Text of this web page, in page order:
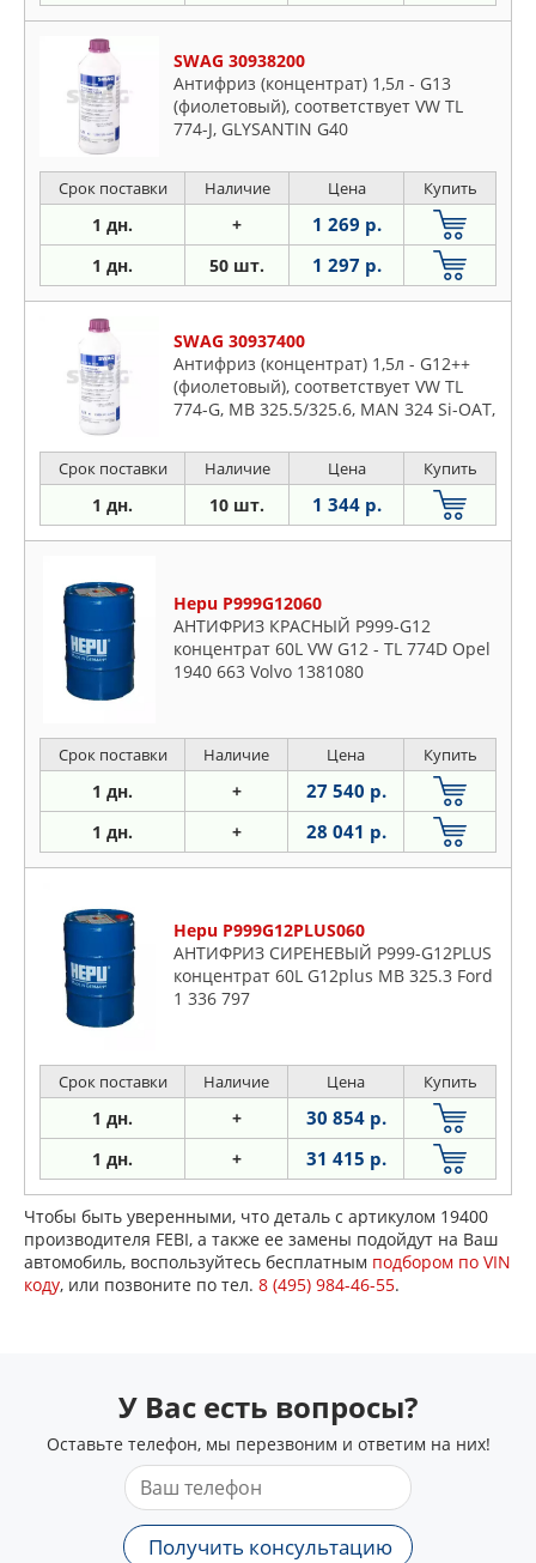
SWAG 30938200
Антифриз (концентрат) 1,5л - G13
(фиолетовый), соответствует VW TL
774-J, GLYSANTIN G40
Срок поставки Наличие Цена Купить
1 дн. + 1 269 р.
1 дн. 50 шт. 1 297 р.
SWAG 30937400
Антифриз (концентрат) 1,5л - G12++
(фиолетовый), соответствует VW TL
774-G, MB 325.5/325.6, MAN 324 Si-OAT,
2234
Срок поставки Наличие Цена Купить
1 дн. 10 шт. 1 344 р.
Hepu P999G12060
АНТИФРИЗ КРАСНЫЙ P999-G12
концентрат 60L VW G12 - TL 774D Opel
1940 663 Volvo 1381080
Срок поставки Наличие Цена Купить
1 дн. + 27 540 р.
1 дн. + 28 041 р.
Hepu P999G12PLUS060
АНТИФРИЗ СИРЕНЕВЫЙ P999-G12PLUS
концентрат 60L G12plus MB 325.3 Ford
1 336 797
Срок поставки Наличие Цена Купить
1 дн. + 30 854 р.
1 дн. + 31 415 р.
Чтобы быть уверенными, что деталь с артикулом 19400
производителя FEBI, а также ее замены подойдут на Ваш
автомобиль, воспользуйтесь бесплатным подбором по VIN
коду, или позвоните по тел. 8 (495) 984-46-55.
У Вас есть вопросы?
Оставьте телефон, мы перезвоним и ответим на них!
Получить консультацию